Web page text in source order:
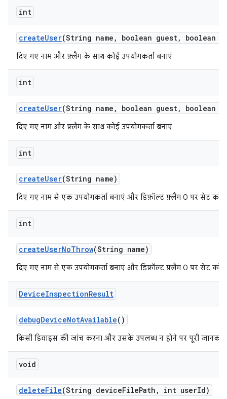
int
createUser(String name , boolean guest, boolean
दिए गए नाम और फ़्लैग के साथ कोई उपयोगकर्ता बनाएं
int
createUser(String name , boolean guest, boolean
दिए गए नाम और फ़्लैग के साथ कोई उपयोगकर्ता बनाएं
int
createUser(String name)
दिए गए नाम से एक उपयोगकर्ता बनाएं और डिफ़ॉल्ट फ़्लैग 0 पर सेट करें.
int
createUserNoThrow(String name)
दिए गए नाम से एक उपयोगकर्ता बनाएं और डिफ़ॉल्ट फ़्लैग 0 पर सेट करें.
DeviceInspectionResult
debugDeviceNotAvailable()
किसी डिवाइस की जांच करना और उसके उपलब्ध न होने पर पूरी
void
deleteFile(String deviceFilePath , int userId)